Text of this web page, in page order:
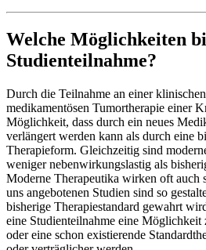
Welche Möglichkeiten
Studienteilnahme?
Durch die Teilnahme an einer
medikamentösen Tumortherapie einer
Möglichkeit, dass durch ein neues
verlängert werden kann als durch eine
Therapieform. Gleichzeitig sind
weniger nebenwirkungslastig als
Moderne Therapeutika wirken oft auch
uns angebotenen Studien sind so
bisherige Therapiestandard gewahrt
eine Studienteilnahme eine Möglichkeit
oder eine schon existierende